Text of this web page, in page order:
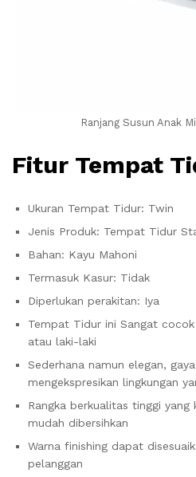
Ranjang Susun Anak
Fitur Tempat
Ukuran Tempat Tidur: Twin
Jenis Produk: Tempat Tidur
Bahan: Kayu Mahoni
Termasuk Kasur: Tidak
Diperlukan perakitan: Iya
Tempat Tidur ini Sangat
atau laki-laki
Sederhana namun elegan,
mengekspresikan lingkungan
Rangka berkualitas tinggi
mudah dibersihkan
Warna finishing dapat
pelanggan